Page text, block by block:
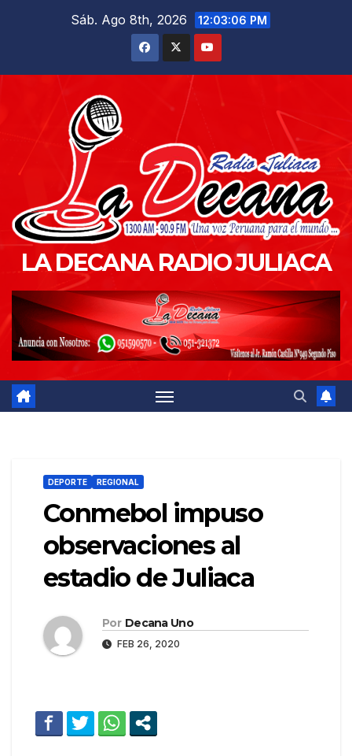
Sáb. Ago 8th, 2026 12:03:07 PM
LA DECANA RADIO JULIACA
DEPORTE REGIONAL
Conmebol impuso
observaciones al
estadio de Juliaca
Por Decana Uno
FEB 26, 2020